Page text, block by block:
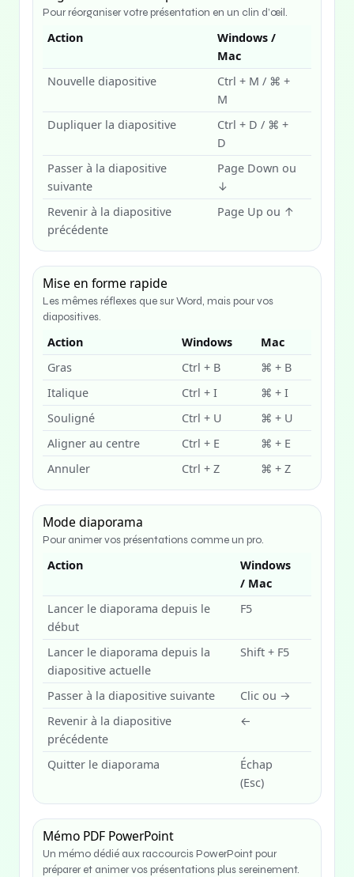
Pour réorganiser votre présentation en un clin d’œil.
Action
Windows /
Mac
Nouvelle diapositive
Ctrl + M / ⌘ +
M
Dupliquer la diapositive
Ctrl + D / ⌘ +
D
Passer à la diapositive
suivante
Page Down ou
↓
Revenir à la diapositive
précédente
Page Up ou ↑
Mise en forme rapide
Les mêmes réflexes que sur Word, mais pour vos
diapositives.
Action Windows
Mac
Gras
Ctrl + B
⌘ + B
Italique
Ctrl + I
⌘ + I
Souligné
Ctrl + U
⌘ + U
Aligner au centre
Ctrl + E
⌘ + E
Annuler
Ctrl + Z ⌘ + Z
Mode diaporama
Pour animer vos présentations comme un pro.
Action
Windows
/ Mac
Lancer le diaporama depuis le
début
F5
Lancer le diaporama depuis la
diapositive actuelle
Shift + F5
Passer à la diapositive suivante
Clic ou →
Revenir à la diapositive
précédente
←
Quitter le diaporama
Échap
(Esc)
Mémo PDF PowerPoint
Un mémo dédié aux raccourcis PowerPoint pour
préparer et animer vos présentations plus sereinement.